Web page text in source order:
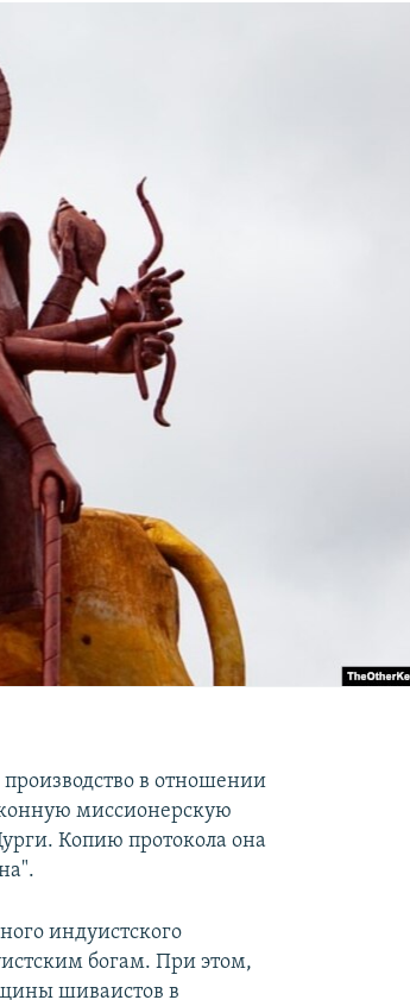
в отношении
миссионерскую
Копию протокола она
индуистского
богам. При этом,
шиваистов в